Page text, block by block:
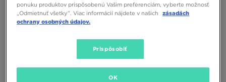
ponuku produktov prispôsobenú Vašim preferenciám, vyberte možnosť
„Odmietnuť všetky”. Viac informácií nájdete v našich
zásadách
ochrany osobných údajov.
Prispôsobiť
OK